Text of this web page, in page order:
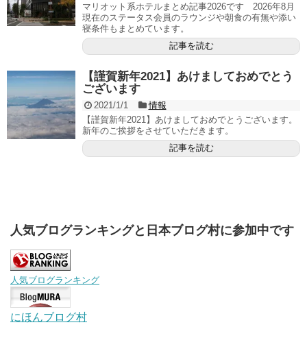
マリオット系ホテルまとめ記事2026です 2026年8月
現在のステータス会員のラウンジや朝食の有無や添い
寝条件もまとめています。
記事を読む
【謹賀新年2021】あけましておめでとう
ございます
2021/1/1
情報
【謹賀新年2021】あけましておめでとうございます。
新年のご挨拶をさせていただきます。
記事を読む
人気ブログランキングと日本ブログ村に参加中です
人気ブログランキング
にほんブログ村